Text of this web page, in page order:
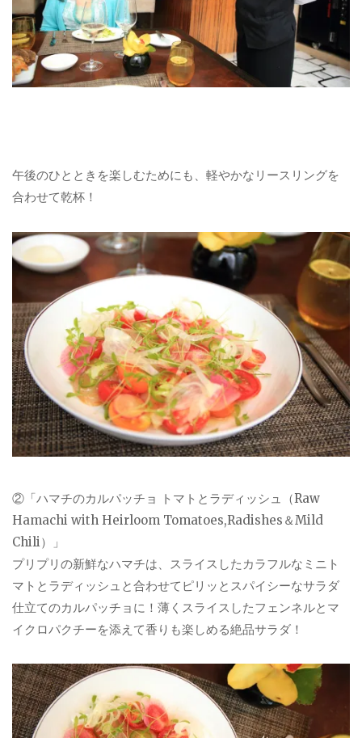
午後のひとときを楽しむためにも、軽やかなリースリングを
合わせて乾杯！
②「ハマチのカルパッチョ トマトとラディッシュ（Raw
Hamachi with Heirloom Tomatoes,Radishes＆Mild
Chili）」
プリプリの新鮮なハマチは、スライスしたカラフルなミニト
マトとラディッシュと合わせてピリッとスパイシーなサラダ
仕立てのカルパッチョに！薄くスライスしたフェンネルとマ
イクロパクチーを添えて香りも楽しめる絶品サラダ！